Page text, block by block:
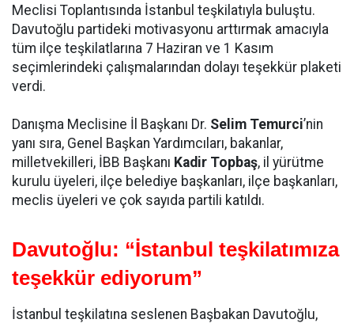
Meclisi Toplantısında İstanbul teşkilatıyla buluştu.
Davutoğlu partideki motivasyonu arttırmak amacıyla
tüm ilçe teşkilatlarına 7 Haziran ve 1 Kasım
seçimlerindeki çalışmalarından dolayı teşekkür plaketi
verdi.
Danışma Meclisine İl Başkanı Dr. Selim Temurci’nin
yanı sıra, Genel Başkan Yardımcıları, bakanlar,
milletvekilleri, İBB Başkanı Kadir Topbaş, il yürütme
kurulu üyeleri, ilçe belediye başkanları, ilçe başkanları,
meclis üyeleri ve çok sayıda partili katıldı.
Davutoğlu: “İstanbul teşkilatımıza
teşekkür ediyorum”
İstanbul teşkilatına seslenen Başbakan Davutoğlu,